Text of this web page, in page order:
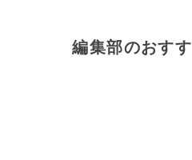
編集部のおす